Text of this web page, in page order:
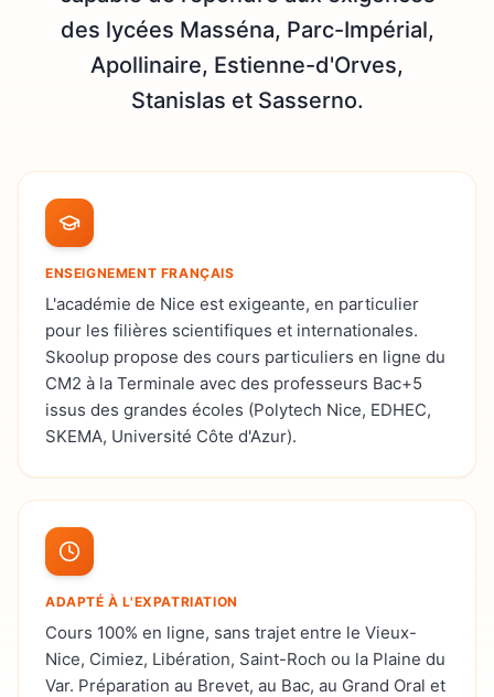
des lycées Masséna, Parc-Impérial,
Apollinaire, Estienne-d'Orves,
Stanislas et Sasserno.
ENSEIGNEMENT FRANÇAIS
L'académie de Nice est exigeante, en particulier
pour les filières scientifiques et internationales.
Skoolup propose des cours particuliers en ligne du
CM2 à la Terminale avec des professeurs Bac+5
issus des grandes écoles (Polytech Nice, EDHEC,
SKEMA, Université Côte d'Azur).
ADAPTÉ À L'EXPATRIATION
Cours 100% en ligne, sans trajet entre le Vieux-
Nice, Cimiez, Libération, Saint-Roch ou la Plaine du
Var. Préparation au Brevet, au Bac, au Grand Oral et